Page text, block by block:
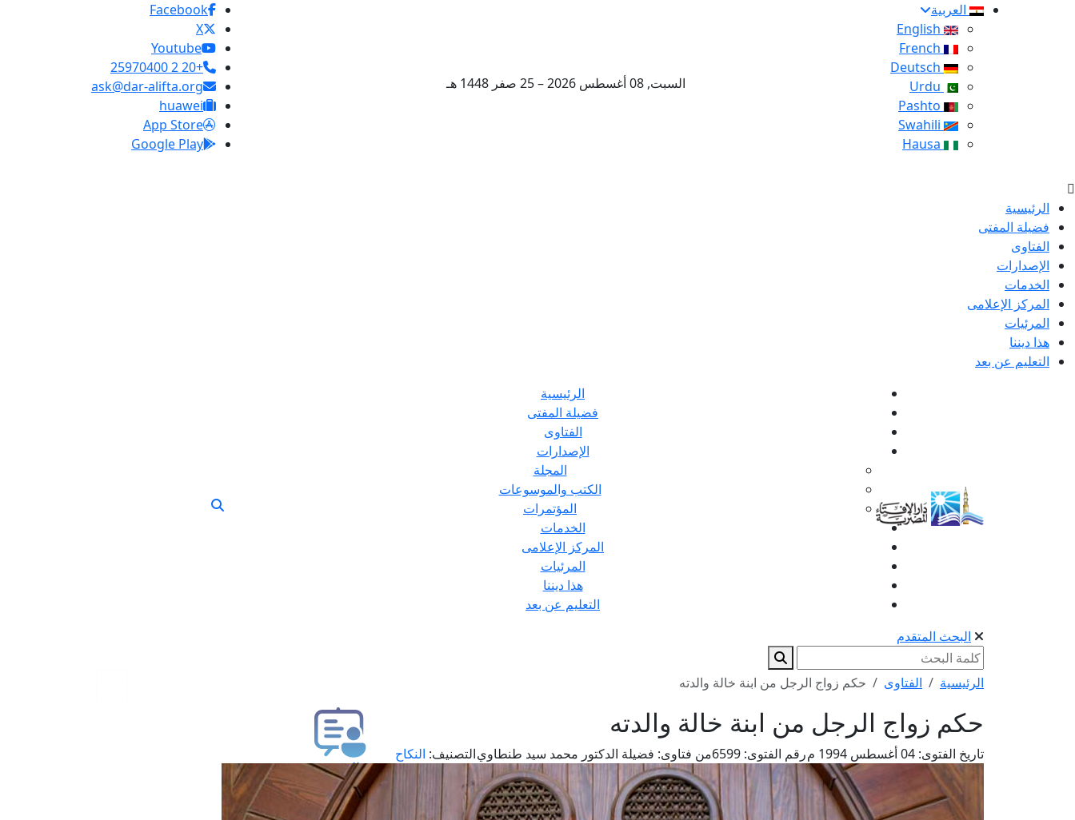
العربية
السبت, 08 أغسطس 2026 – 25 صفر 1448 هـ
Facebook
X
Youtube
+20 2 25970400
ask@dar-alifta.org
huawei
App Store
Google Play
الرئيسية
فضيلة المفتى
الفتاوى
الإصدارات
الخدمات
المركز الإعلامى
المرئيات
هذا ديننا
التعليم عن بعد
الرئيسية
فضيلة المفتى
الفتاوى
الإصدارات
المجلة
الكتب والموسوعات
المؤتمرات
الخدمات
المركز الإعلامى
المرئيات
هذا ديننا
التعليم عن بعد
البحث المتقدم
الرئيسية الفتاوى حكم زواج الرجل من ابنة خالة والدته
حكم زواج الرجل من ابنة خالة والدته
تاريخ الفتوى: رقم الفتوى: من فتاوى: فضيلة الدكتور محمد سيد طنطاويالتصنيف: النكاح
طلب فتوى